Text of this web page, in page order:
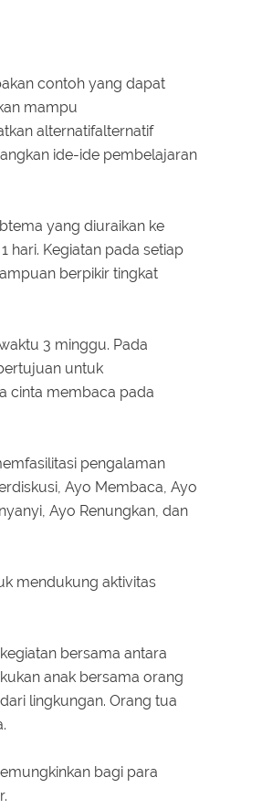
contoh yang dapat
mampu
alternatifalternatif
ide-ide pembelajaran
yang diuraikan ke
hari. Kegiatan pada setiap
berpikir tingkat
3 minggu. Pada
untuk
cinta membaca pada
pengalaman
Ayo Membaca, Ayo
Ayo Renungkan, dan
mendukung aktivitas
bersama antara
anak bersama orang
lingkungan. Orang tua
bagi para